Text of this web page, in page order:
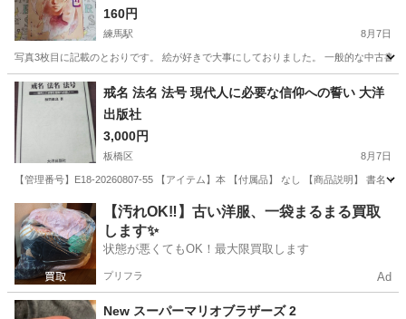
160円
練馬駅 8月7日
写真3枚目に記載のとおりです。 絵が好きで大事にしておりました。 一般的な中古書
東京 練馬区 練馬駅 マンガ、コミック、アニメ
戒名 法名 法号 現代人に必要な信仰への誓い 大洋
出版社
3,000円
板橋区 8月7日
【管理番号】E18-20260807-55 【アイテム】本 【付属品】 なし 【商品説明】 書名
東京 板橋区 その他
【汚れOK‼️】古い洋服、一袋まるまる買取
します✨
状態が悪くてもOK！最大限買取します
プリフラ Ad
New スーパーマリオブラザーズ 2